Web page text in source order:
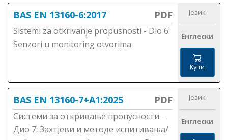
BAS EN 13160-6:2017 PDF
Sistemi za otkrivanje propusnosti - Dio 6:
Senzori u monitoring otvorima
Језик
Енглески
Купи
BAS EN 13160-7+A1:2025 PDF
Системи за откривање пропусности -
Дио 7: Захтјеви и методе испитивања/
Језик
Енглески